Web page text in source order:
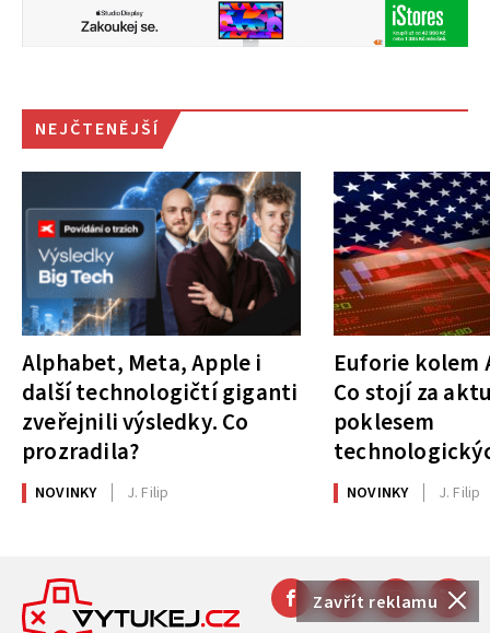
Zavřít reklamu
NEJČTENĚJŠÍ
Alphabet, Meta, Apple i
další technologičtí giganti
zveřejnili výsledky. Co
prozradila?
NOVINKY J. Filip
Euforie kolem
Co stojí za
poklesem
NOVINKY J. Filip